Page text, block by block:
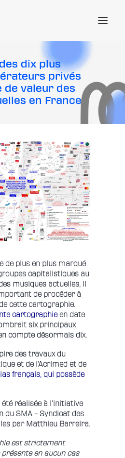
dix plus
privés
de valeur des
en France
de plus en plus marqué
capitalistiques au
musiques actuelles, il
de procéder à
cette cartographie.
cartographie en date
six principaux
compte désormais dix.
des travaux du
et de l’Acrimed et de
français, qui possède
réalisée à l’initiative
du SMA – Syndicat des
par Matthieu Barreira.
est strictement
présente en aucun cas